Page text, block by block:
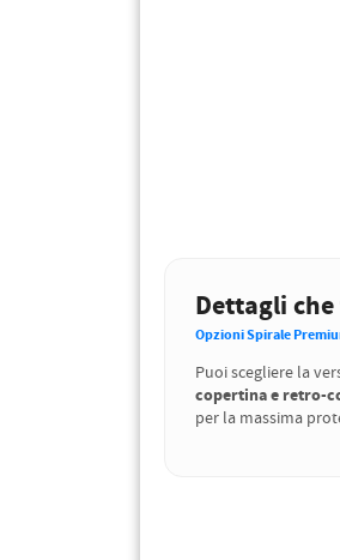
Dettagli
Opzioni Spirale
Puoi scegliere la
copertina e retro-
per la massima